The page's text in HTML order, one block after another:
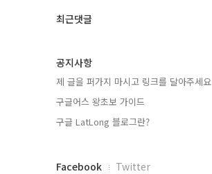
과
글
최근댓글
공지사항
제 글을 퍼가지 마시고 링크를 달아주세요
구글어스 왕초보 가이드
구글 LatLong 블로그란?
페
Facebook Twitter